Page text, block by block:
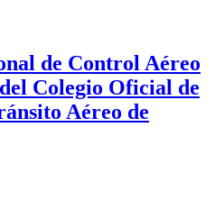
de Control Aéreo
Colegio Oficial de
Aéreo de